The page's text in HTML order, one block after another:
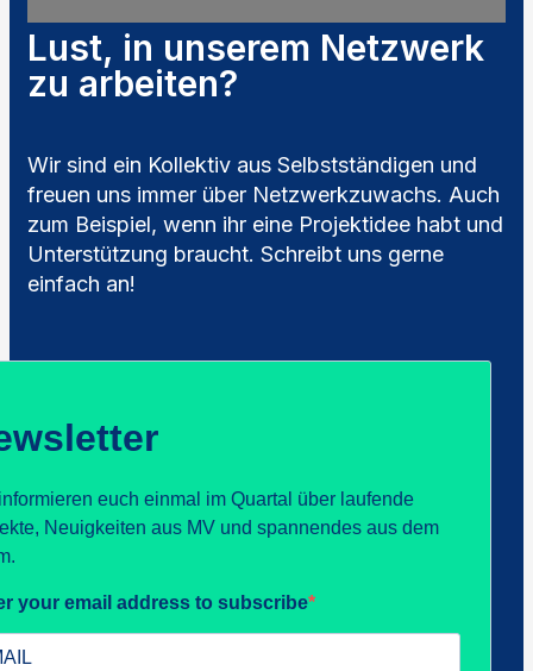
Lust, in unserem Netzwerk
zu arbeiten?
Wir sind ein Kollektiv aus Selbstständigen und
freuen uns immer über Netzwerkzuwachs. Auch
zum Beispiel, wenn ihr eine Projektidee habt und
Unterstützung braucht. Schreibt uns gerne
einfach an!
euch einmal im Quartal über laufende
Neuigkeiten aus MV und spannendes aus dem
your email address to subscribe